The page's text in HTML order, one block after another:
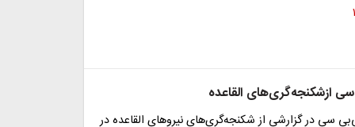
ازشکنجه‌گری‌های القاعده
سی در گزارشی از شکنجه‌گری‌های نیروهای القاعده در